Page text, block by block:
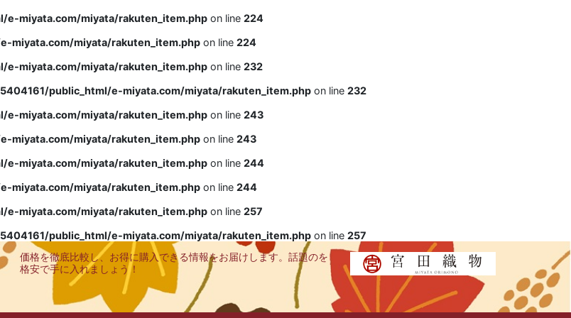
e-miyata.com/miyata/rakuten_item.php on line 224
miyata.com/miyata/rakuten_item.php on line 224
e-miyata.com/miyata/rakuten_item.php on line 232
public_html/e-miyata.com/miyata/rakuten_item.php on line 232
e-miyata.com/miyata/rakuten_item.php on line 243
miyata.com/miyata/rakuten_item.php on line 243
e-miyata.com/miyata/rakuten_item.php on line 244
miyata.com/miyata/rakuten_item.php on line 244
e-miyata.com/miyata/rakuten_item.php on line 257
public_html/e-miyata.com/miyata/rakuten_item.php on line 257
価格を徹底比較し、お得に購入できる情報をお届けします。話題のを
格安で手に入れましょう！